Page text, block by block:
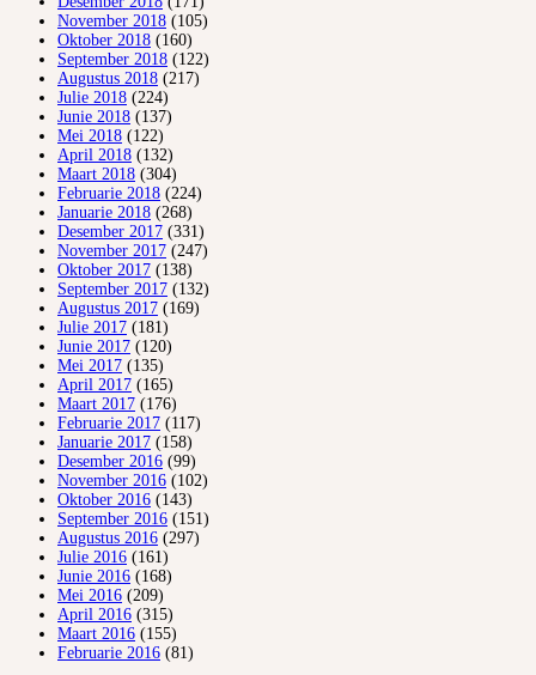
November 2018 (105)
Oktober 2018 (160)
September 2018 (122)
Augustus 2018 (217)
Julie 2018 (224)
Junie 2018 (137)
Mei 2018 (122)
April 2018 (132)
Maart 2018 (304)
Februarie 2018 (224)
Januarie 2018 (268)
Desember 2017 (331)
November 2017 (247)
Oktober 2017 (138)
September 2017 (132)
Augustus 2017 (169)
Julie 2017 (181)
Junie 2017 (120)
Mei 2017 (135)
April 2017 (165)
Maart 2017 (176)
Februarie 2017 (117)
Januarie 2017 (158)
Desember 2016 (99)
November 2016 (102)
Oktober 2016 (143)
September 2016 (151)
Augustus 2016 (297)
Julie 2016 (161)
Junie 2016 (168)
Mei 2016 (209)
April 2016 (315)
Maart 2016 (155)
Februarie 2016 (81)